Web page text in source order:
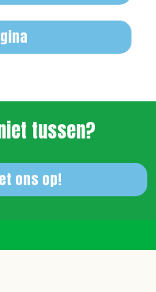
tussen?
ons op!